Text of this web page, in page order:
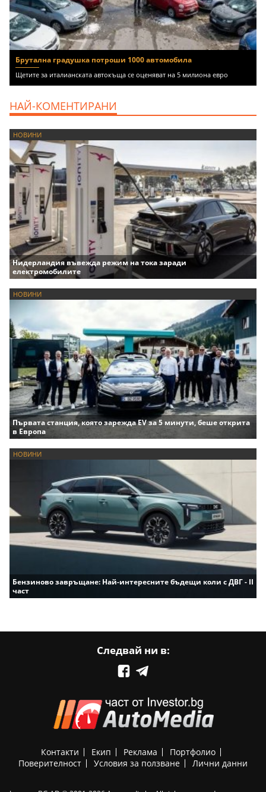
Брутална градушка потроши 1000 автомобила
Щетите за италианската автокъща се оценяват на 5 милиона евро
НАЙ-КОМЕНТИРАНИ
НОВИНИ
Нидерландия въвежда режим на тока заради
електромобилите
НОВИНИ
Първата станция, която зарежда EV за 5 минути, беше открита
в Европа
НОВИНИ
Бензиново завръщане: Най-интересните бъдещи коли с ДВГ - II
част
Следвай ни в:
Контакти Екип Реклама
Портфолио
Поверителност
Условия за ползване Лични данни